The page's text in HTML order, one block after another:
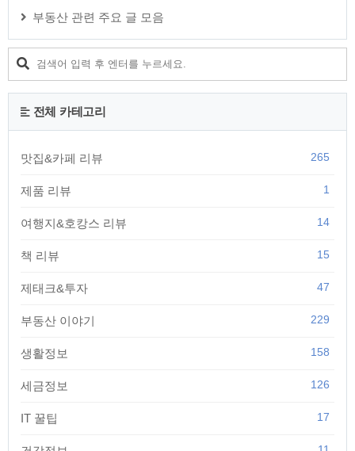
부동산 관련 주요 글 모음
전체 카테고리
맛집&카페 리뷰 265
제품 리뷰 1
여행지&호캉스 리뷰 14
책 리뷰 15
제태크&투자 47
부동산 이야기 229
생활정보 158
세금정보 126
IT 꿀팁 17